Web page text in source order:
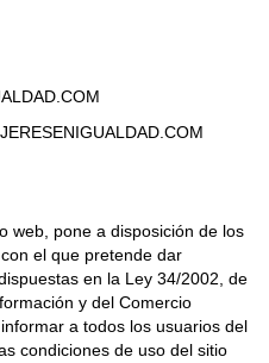
web, pone a disposición de los
el que pretende dar
en la Ley 34/2002, de
y del Comercio
a todos los usuarios del
condiciones de uso del sitio